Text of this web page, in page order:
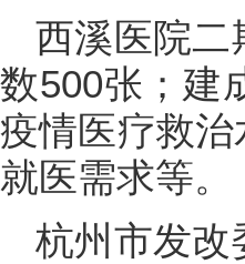
西溪医院二
数500张；建
疫情医疗救
就医需求等。
杭州市发改